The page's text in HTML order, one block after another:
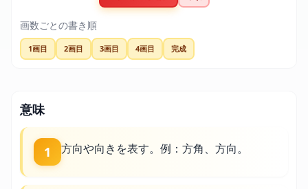
画数ごとの書き順
1画目 2画目 3画目 4画目 完成
意味
1 方向や向きを表す。例：方角、方向。